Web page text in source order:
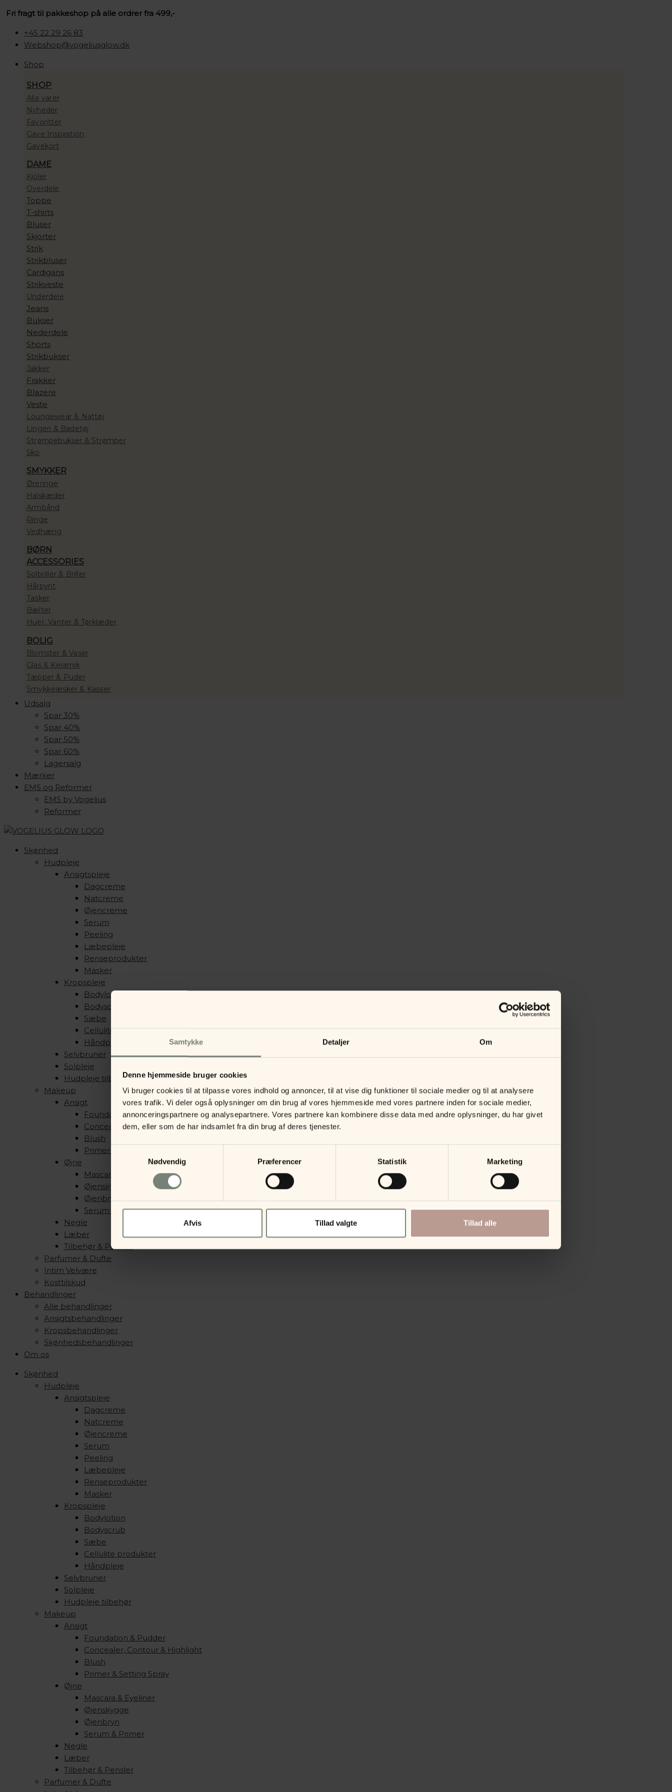
Samtykke Detaljer Om
Denne hjemmeside bruger cookies
Vi bruger cookies til at tilpasse vores indhold og annoncer, til at vise dig funktioner til sociale medier og til at analysere
vores trafik. Vi deler også oplysninger om din brug af vores hjemmeside med vores partnere inden for sociale medier,
annonceringspartnere og analysepartnere. Vores partnere kan kombinere disse data med andre oplysninger, du har givet
dem, eller som de har indsamlet fra din brug af deres tjenester.
Nødvendig
Præferencer Statistik Marketing
Afvis Tillad valgte Tillad alle
til
indholdet
Fri fragt til pakkeshop på alle ordrer fra 499,-
+45 22 29 26 83
Webshop@vogeliusglow.dk
Shop
SHOP
Alle varer
Nyheder
Favoritter
Gave Inspiration
Gavekort
DAME
Kjoler
Overdele
Toppe
T-shirts
Bluser
Skjorter
Strik
Strikbluser
Cardigans
Strikveste
Underdele
Jeans
Bukser
Nederdele
Shorts
Strikbukser
Jakker
Frakker
Blazere
Veste
Loungewear & Nattøj
Lingeri & Badetøj
Strømpebukser & Strømper
Sko
SMYKKER
Øreringe
Halskæder
Armbånd
Ringe
Vedhæng
BØRN
ACCESSORIES
Solbriller & Briller
Hårpynt
Tasker
Bælter
Huer, Vanter & Tørklæder
BOLIG
Blomster & Vaser
Glas & Keramik
Tæpper & Puder
Smykkeæsker & Kasser
Udsalg
Spar 30%
Spar 40%
Spar 50%
Spar 60%
Lagersalg
Mærker
EMS og Reformer
EMS by Vogelius
Reformer
Skønhed
Hudpleje
Ansigtspleje
Dagcreme
Natcreme
Øjencreme
Serum
Peeling
Læbepleje
Renseprodukter
Masker
Kropspleje
Bodylotion
Bodyscrub
Sæbe
Cellulite produkter
Håndpleje
Selvbruner
Solpleje
Hudpleje tilbehør
Makeup
Ansigt
Foundation & Pudder
Concealer, Contour & Highlight
Blush
Primer & Setting Spray
Øjne
Mascara & Eyeliner
Øjenskygge
Øjenbryn
Serum & Primer
Negle
Læber
Tilbehør & Pensler
Parfumer & Dufte
Intim Velvære
Kosttilskud
Behandlinger
Alle behandlinger
Ansigtsbehandlinger
Kropsbehandlinger
Skønhedsbehandlinger
Om os
Skønhed
Hudpleje
Ansigtspleje
Dagcreme
Natcreme
Øjencreme
Serum
Peeling
Læbepleje
Renseprodukter
Masker
Kropspleje
Bodylotion
Bodyscrub
Sæbe
Cellulite produkter
Håndpleje
Selvbruner
Solpleje
Hudpleje tilbehør
Makeup
Ansigt
Foundation & Pudder
Concealer, Contour & Highlight
Blush
Primer & Setting Spray
Øjne
Mascara & Eyeliner
Øjenskygge
Øjenbryn
Serum & Primer
Negle
Læber
Tilbehør & Pensler
Parfumer & Dufte
………Dr
Joseph
Daily
Deodorant
100,00 kr.
10.000,00 kr.